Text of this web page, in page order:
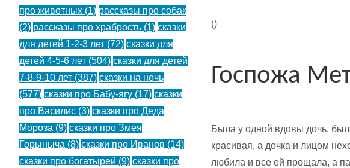
()
Госпожа
Была у одной вдовы дочь,
красивая, а дочка и лицом
любила и все ей прощала, а
про животных (1) рассказы про собак
(2) рассказы про храбрость (1) сказки
для детей 1-2-3 лет (72) сказки для
детей 4-5-6 лет (504) сказки для детей
7-8-9-10 лет (387) сказки на ночь
(577) сказки про Бабу-ягу (17) сказки
про Василис (3) сказки про Деда
Мороза (9) сказки про Змея
Горыныча (8) сказки про Иванов (14)
сказки про богатырей (9) сказки про